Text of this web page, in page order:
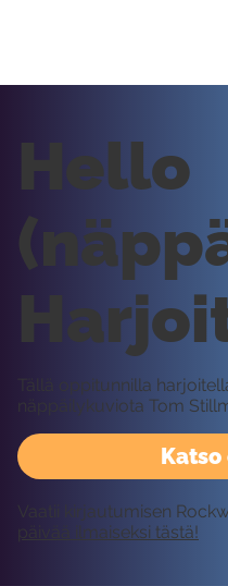
Hello
Tällä oppitunnilla
näppäilykuviota Tom
Vaatii kirjautumisen
päivää ilmaiseksi tästä!